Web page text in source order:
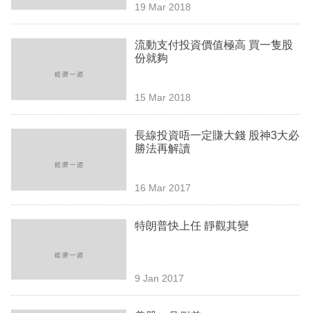
欄
區
19 Mar 2018
流動支付投資價值極高 買一隻股
份就夠
15 Mar 2018
長線投資唔一定賺大錢 股神3大必
勝法再解讀
16 Mar 2017
特朗普快上任 靜觀其變
9 Jan 2017